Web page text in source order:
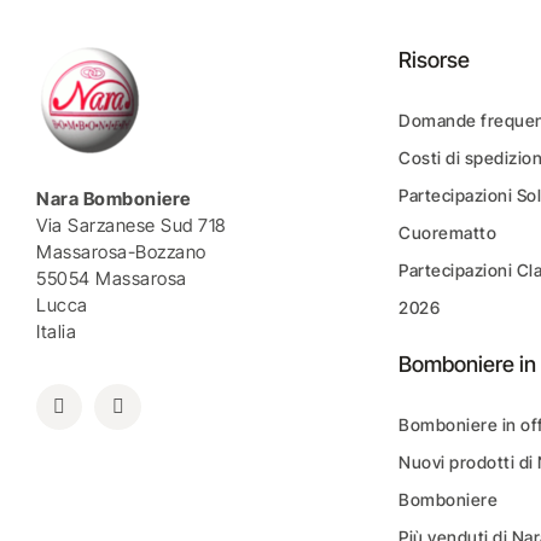
Nara Bomboniere
Via Sarzanese Sud 718
Massarosa-Bozzano
55054 Massarosa
Lucca
Italia
Risorse
Domande
Costi di
Partecipazioni
Cuorematto
Partecipazioni
2026
Bomboniere
Bomboniere in
Nuovi prodotti di
Bomboniere
Più venduti di